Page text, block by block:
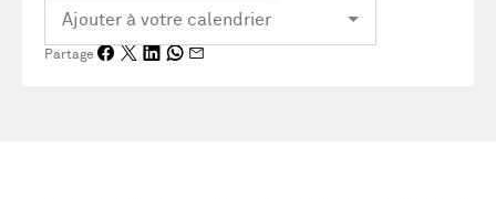
Partage